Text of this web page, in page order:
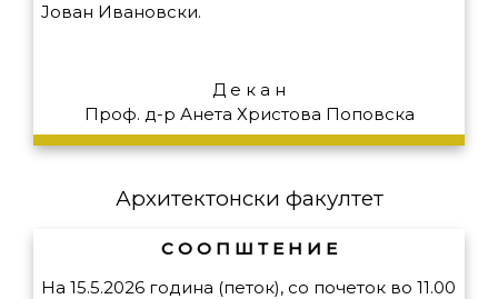
Јован Ивановски.
Д е к а н
Проф. д-р Анета Христова Поповска
Архитектонски факултет
С О О П Ш Т Е Н И Е
На 15.5.2026 година (петок), со почеток во 11.00